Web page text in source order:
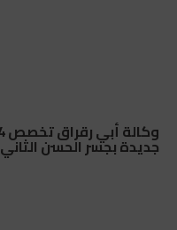
جديدة بجسر الحسن الثاني